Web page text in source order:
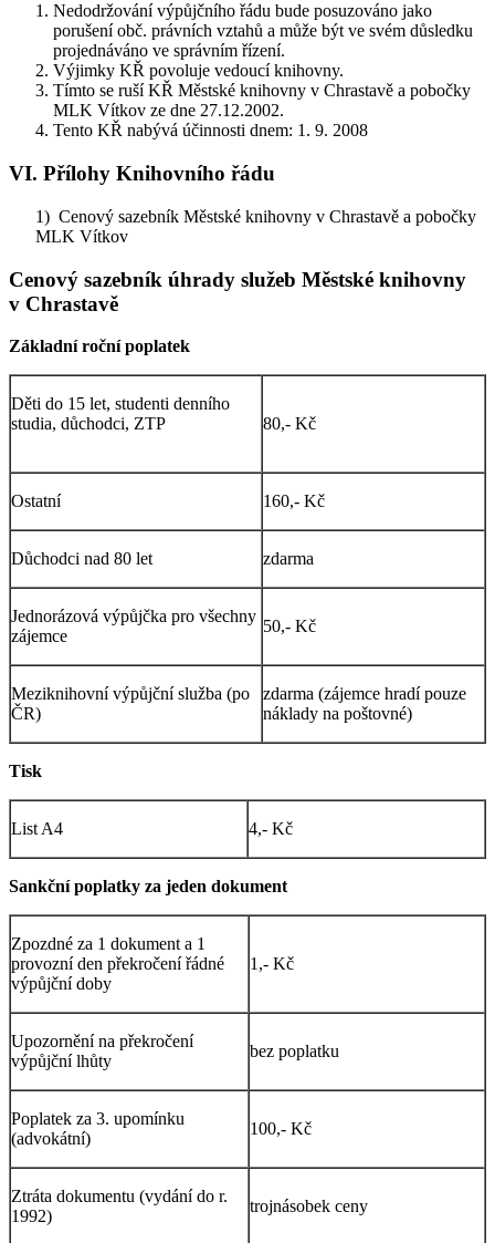
Nedodržování výpůjčního řádu bude posuzováno jako
porušení obč. právních vztahů a může být ve svém důsledku
projednáváno ve správním řízení.
Výjimky KŘ povoluje vedoucí knihovny.
Tímto se ruší KŘ Městské knihovny v Chrastavě a pobočky
MLK Vítkov ze dne 27.12.2002.
Tento KŘ nabývá účinnosti dnem: 1. 9. 2008
VI. Přílohy Knihovního řádu
1) Cenový sazebník Městské knihovny v Chrastavě a pobočky
MLK Vítkov
Cenový sazebník úhrady služeb Městské knihovny
v Chrastavě
Základní roční poplatek
Děti do 15 let, studenti denního
studia, důchodci, ZTP
80,- Kč
Ostatní 160,- Kč
Důchodci nad 80 let zdarma
Jednorázová výpůjčka pro všechny
zájemce
50,- Kč
Meziknihovní výpůjční služba (po
ČR)
zdarma (zájemce hradí pouze
náklady na poštovné)
Tisk
List A4 4,- Kč
Sankční poplatky za jeden dokument
Zpozdné za 1 dokument a 1
provozní den překročení řádné
výpůjční doby
1,- Kč
Upozornění na překročení
výpůjční lhůty
bez poplatku
Poplatek za 3. upomínku
(advokátní)
100,- Kč
Ztráta dokumentu (vydání do r.
1992)
trojnásobek ceny